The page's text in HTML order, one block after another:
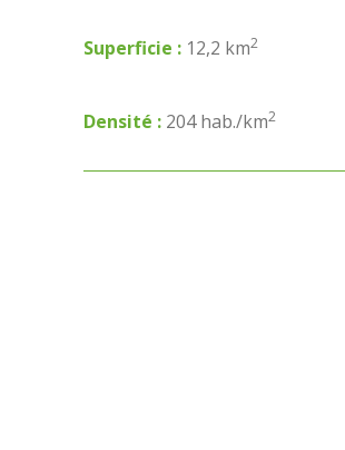
Superficie : 12,2 km2
Densité : 204 hab./km2